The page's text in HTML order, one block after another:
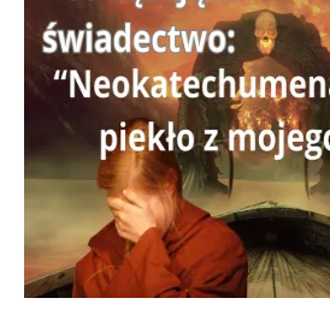
Niewygodne kulisy alpejskiego
Watykan woli skupiać się na
ukrywając przed światem pełną i